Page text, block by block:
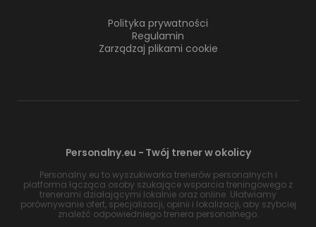
Polityka prywatności
Regulamin
Zarządzaj plikami cookie
Personalny.eu - Twój trener w okolicy
Personalny.eu to wyszukiwarka trenerów personalnych i
platforma łącząca osoby szukające wsparcia treningowego z
trenerami działającymi lokalnie oraz online. Ułatwiamy
porównywanie ofert, specjalizacji, opinii i lokalizacji, aby szybciej
znaleźć odpowiedniego trenera personalnego.